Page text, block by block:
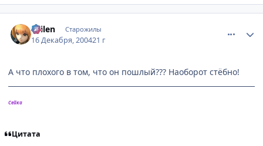
Sailen Старожилы
16 Декабря, 200421 г
А что плохого в том, что он пошлый??? Наоборот стёбно!
Сейка
Цитата